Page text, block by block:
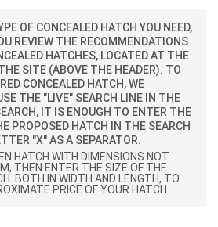
OF CONCEALED HATCH YOU NEED,
REVIEW THE RECOMMENDATIONS
HATCHES, LOCATED AT THE
SITE (ABOVE THE HEADER). TO
CONCEALED HATCH, WE
THE "LIVE" SEARCH LINE IN THE
IT IS ENOUGH TO ENTER THE
PROPOSED HATCH IN THE SEARCH
"X" AS A SEPARATOR.
HATCH WITH DIMENSIONS NOT
THEN ENTER THE SIZE OF THE
BOTH IN WIDTH AND LENGTH, TO
PRICE OF YOUR HATCH